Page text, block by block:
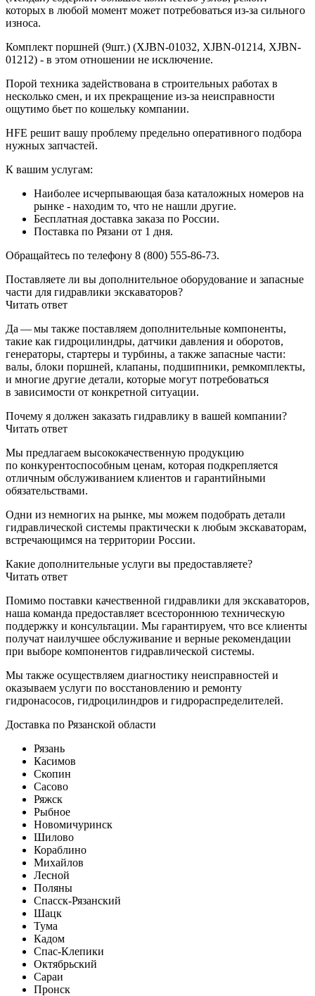
которых в любой момент может потребоваться из-за сильного
износа.
Комплект поршней (9шт.) (XJBN-01032, XJBN-01214, XJBN-
01212) - в этом отношении не исключение.
Порой техника задействована в строительных работах в
несколько смен, и их прекращение из-за неисправности
ощутимо бьет по кошельку компании.
HFE решит вашу проблему предельно оперативного подбора
нужных запчастей.
К вашим услугам:
Наиболее исчерпывающая база каталожных номеров на
рынке - находим то, что не нашли другие.
Бесплатная доставка заказа по России.
Поставка по Рязани от 1 дня.
Обращайтесь по телефону 8 (800) 555-86-73.
Поставляете ли вы дополнительное оборудование и запасные
части для гидравлики экскаваторов?
Читать ответ
Да — мы также поставляем дополнительные компоненты,
такие как гидроцилиндры, датчики давления и оборотов,
генераторы, стартеры и турбины, а также запасные части:
валы, блоки поршней, клапаны, подшипники, ремкомплекты,
и многие другие детали, которые могут потребоваться
в зависимости от конкретной ситуации.
Почему я должен заказать гидравлику в вашей компании?
Читать ответ
Мы предлагаем высококачественную продукцию
по конкурентоспособным ценам, которая подкрепляется
отличным обслуживанием клиентов и гарантийными
обязательствами.
Одни из немногих на рынке, мы можем подобрать детали
гидравлической системы практически к любым экскаваторам,
встречающимся на территории России.
Какие дополнительные услуги вы предоставляете?
Читать ответ
Помимо поставки качественной гидравлики для экскаваторов,
наша команда предоставляет всестороннюю техническую
поддержку и консультации. Мы гарантируем, что все клиенты
получат наилучшее обслуживание и верные рекомендации
при выборе компонентов гидравлической системы.
Мы также осуществляем диагностику неисправностей и
оказываем услуги по восстановлению и ремонту
гидронасосов, гидроцилиндров и гидрораспределителей.
Доставка по Рязанской области
Рязань
Касимов
Скопин
Сасово
Ряжск
Рыбное
Новомичуринск
Шилово
Кораблино
Михайлов
Лесной
Поляны
Спасск-Рязанский
Шацк
Тума
Кадом
Спас-Клепики
Октябрьский
Сараи
Пронск